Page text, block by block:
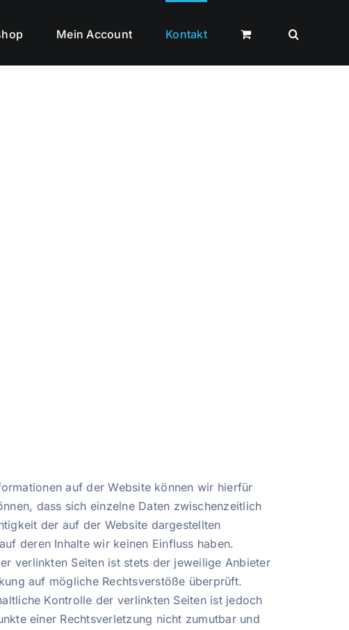
Mein Account Kontakt
auf der Website können wir hierfür
dass sich einzelne Daten zwischenzeitlich
der auf der Website dargestellten
deren Inhalte wir keinen Einfluss haben.
verlinkten Seiten ist stets der jeweilige Anbieter
auf mögliche Rechtsverstöße überprüft.
Kontrolle der verlinkten Seiten ist jedoch
einer Rechtsverletzung nicht zumutbar und